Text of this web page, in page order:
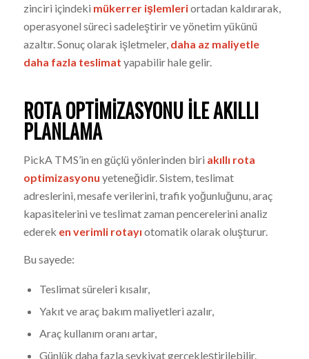
zinciri içindeki mükerrer işlemleriortadan kaldırarak,
operasyonel süreci sadeleştirir ve yönetim yükünü
azaltır. Sonuç olarak işletmeler, daha az maliyetle
daha fazla teslimat yapabilir hale gelir.
ROTA OPTIMIZASYONU ILE AKILLI
PLANLAMA
PickA TMS’in en güçlü yönlerinden biri akıllı rota
optimizasyonu yeteneğidir. Sistem, teslimat
adreslerini, mesafe verilerini, trafik yoğunluğunu, araç
kapasitelerini ve teslimat zaman pencerelerini analiz
ederek en verimli rotayı otomatik olarak oluşturur.
Bu sayede:
Teslimat süreleri kısalır,
Yakıt ve araç bakım maliyetleri azalır,
Araç kullanım oranı artar,
Günlük daha fazla sevkiyat gerçekleştirilebilir.